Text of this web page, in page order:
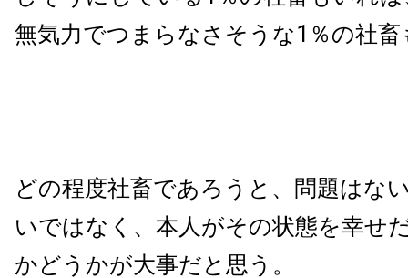
無気力でつまらなさそうな1％の社畜
どの程度社畜であろうと、問題はな
いではなく、本人がその状態を幸せ
かどうかが大事だと思う。